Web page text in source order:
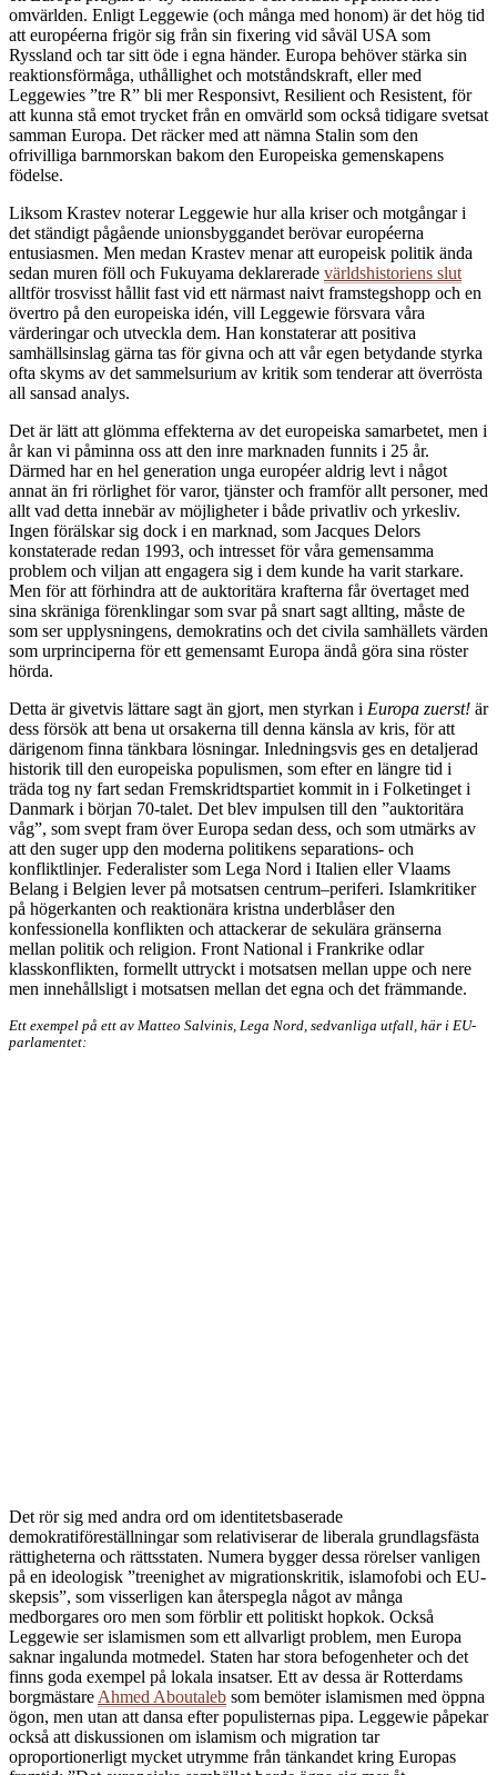
omvärlden. Enligt Leggewie (och många med honom) är det hög tid
att européerna frigör sig från sin fixering vid såväl USA som
Ryssland och tar sitt öde i egna händer. Europa behöver stärka sin
reaktionsförmåga, uthållighet och motståndskraft, eller med
Leggewies ”tre R” bli mer Responsivt, Resilient och Resistent, för
att kunna stå emot trycket från en omvärld som också tidigare svetsat
samman Europa. Det räcker med att nämna Stalin som den
ofrivilliga barnmorskan bakom den Europeiska gemenskapens
födelse.
Liksom Krastev noterar Leggewie hur alla kriser och motgångar i
det ständigt pågående unionsbyggandet berövar européerna
entusiasmen. Men medan Krastev menar att europeisk politik ända
sedan muren föll och Fukuyama deklarerade världshistoriens slut
alltför trosvisst hållit fast vid ett närmast naivt framstegshopp och en
övertro på den europeiska idén, vill Leggewie försvara våra
värderingar och utveckla dem. Han konstaterar att positiva
samhällsinslag gärna tas för givna och att vår egen betydande styrka
ofta skyms av det sammelsurium av kritik som tenderar att överrösta
all sansad analys.
Det är lätt att glömma effekterna av det europeiska samarbetet, men i
år kan vi påminna oss att den inre marknaden funnits i 25 år.
Därmed har en hel generation unga européer aldrig levt i något
annat än fri rörlighet för varor, tjänster och framför allt personer, med
allt vad detta innebär av möjligheter i både privatliv och yrkesliv.
Ingen förälskar sig dock i en marknad, som Jacques Delors
konstaterade redan 1993, och intresset för våra gemensamma
problem och viljan att engagera sig i dem kunde ha varit starkare.
Men för att förhindra att de auktoritära krafterna får övertaget med
sina skräniga förenklingar som svar på snart sagt allting, måste de
som ser upplysningens, demokratins och det civila samhällets värden
som urprinciperna för ett gemensamt Europa ändå göra sina röster
hörda.
Detta är givetvis lättare sagt än gjort, men styrkan i Europa zuerst! är
dess försök att bena ut orsakerna till denna känsla av kris, för att
därigenom finna tänkbara lösningar. Inledningsvis ges en detaljerad
historik till den europeiska populismen, som efter en längre tid i
träda tog ny fart sedan Fremskridtspartiet kommit in i Folketinget i
Danmark i början 70-talet. Det blev impulsen till den ˮauktoritära
vågˮ, som svept fram över Europa sedan dess, och som utmärks av
att den suger upp den moderna politikens separations- och
konfliktlinjer. Federalister som Lega Nord i Italien eller Vlaams
Belang i Belgien lever på motsatsen centrum–periferi. Islamkritiker
på högerkanten och reaktionära kristna underblåser den
konfessionella konflikten och attackerar de sekulära gränserna
mellan politik och religion. Front National i Frankrike odlar
klasskonflikten, formellt uttryckt i motsatsen mellan uppe och nere
men innehållsligt i motsatsen mellan det egna och det främmande.
Ett exempel på ett av Matteo Salvinis, Lega Nord, sedvanliga utfall, här i EU-
parlamentet:
Det rör sig med andra ord om identitetsbaserade
demokratiföreställningar som relativiserar de liberala grundlagsfästa
rättigheterna och rättsstaten. Numera bygger dessa rörelser vanligen
på en ideologisk ˮtreenighet av migrationskritik, islamofobi och EU-
skepsisˮ, som visserligen kan återspegla något av många
medborgares oro men som förblir ett politiskt hopkok. Också
Leggewie ser islamismen som ett allvarligt problem, men Europa
saknar ingalunda motmedel. Staten har stora befogenheter och det
finns goda exempel på lokala insatser. Ett av dessa är Rotterdams
borgmästare Ahmed Aboutaleb som bemöter islamismen med öppna
ögon, men utan att dansa efter populisternas pipa. Leggewie påpekar
också att diskussionen om islamism och migration tar
oproportionerligt mycket utrymme från tänkandet kring Europas